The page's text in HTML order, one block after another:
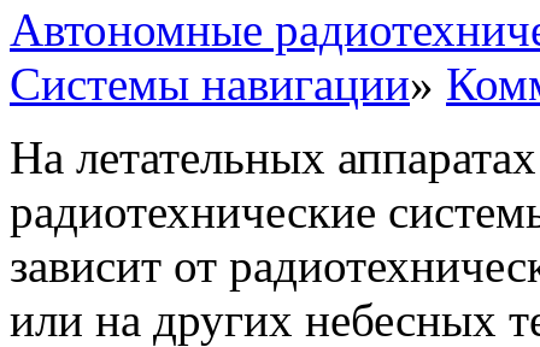
Автономные
Системы навигации»
На летательных
радиотехнические
зависит от
или на других небесных